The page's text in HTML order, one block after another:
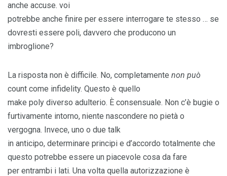
anche accuse. voi
potrebbe anche finire per essere interrogare te stesso … se
dovresti essere poli, davvero che producono un
imbroglione?
La risposta non è difficile. No, completamente non può
count come infidelity. Questo è quello
make poly diverso adulterio. È consensuale. Non c’è bugie o
furtivamente intorno, niente nascondere no pietà o
vergogna. Invece, uno o due talk
in anticipo, determinare principi e d’accordo totalmente che
questo potrebbe essere un piacevole cosa da fare
per entrambi i lati. Una volta quella autorizzazione è